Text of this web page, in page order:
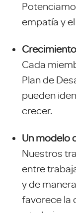
empatía y
Cada
Plan de
pueden
crecer.
Un modelo
Nuestros
entre
y de
favorece la